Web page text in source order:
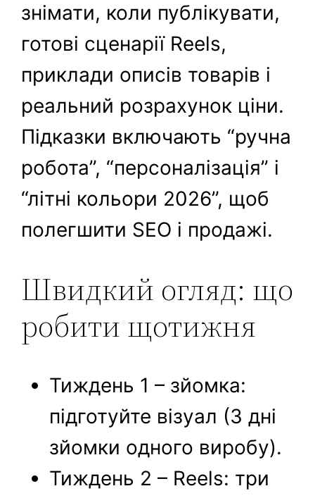
знімати, коли публікувати,
готові сценарії Reels,
приклади описів товарів і
реальний розрахунок ціни.
Підказки включають “ручна
робота”, “персоналізація” і
“літні кольори 2026”, щоб
полегшити SEO і продажі.
Швидкий огляд: що
робити щотижня
Тиждень 1 – зйомка:
підготуйте візуал (3 дні
зйомки одного виробу).
Тиждень 2 – Reels: три